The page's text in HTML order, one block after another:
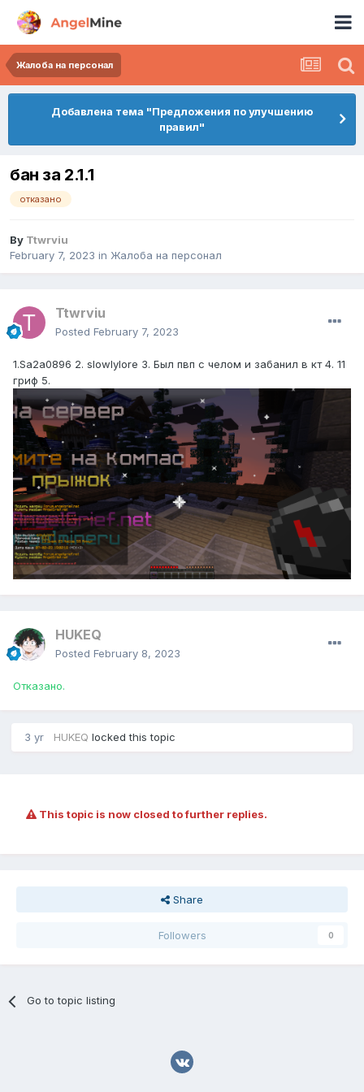
Жалоба на персонал
Добавлена тема "Предложения по улучшению
правил"
бан за 2.1.1
отказано
By Ttwrviu
February 7, 2023 in Жалоба на персонал
Ttwrviu
Posted February 7, 2023
1.Sa2a0896 2. slowlylore 3. Был пвп с челом и забанил в кт 4. 11
гриф 5.
HUKEQ
Posted February 8, 2023
Отказано.
3 yr HUKEQ locked this topic
This topic is now closed to further replies.
Share
Followers 0
Go to topic listing